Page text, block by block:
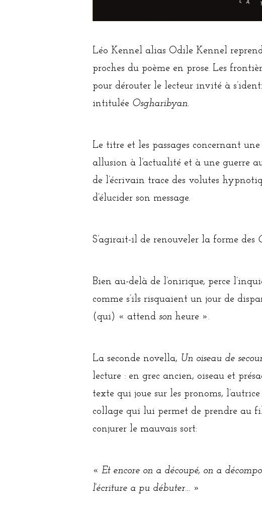
Léo Kennel alias Odile Kennel
proches du poème en prose. Les
pour dérouter le lecteur invité à
intitulée Osgharibyan.
Le titre et les passages concernant
allusion à l’actualité et à une guerre
de l’écrivain trace des volutes
d’élucider son message.
S’agirait-il de renouveler la forme des
Bien au-delà de l’onirique, perce
comme s’ils risquaient un jour de
(qui) « attend son heure ».
La seconde novella, Un oiseau de
lecture : en grec ancien, oiseau et
texte qui joue sur les pronoms,
collage qui lui permet de prendre au
conjurer le mauvais sort:
« Et encore on a découpé, on a
l’écriture a pu débuter… »